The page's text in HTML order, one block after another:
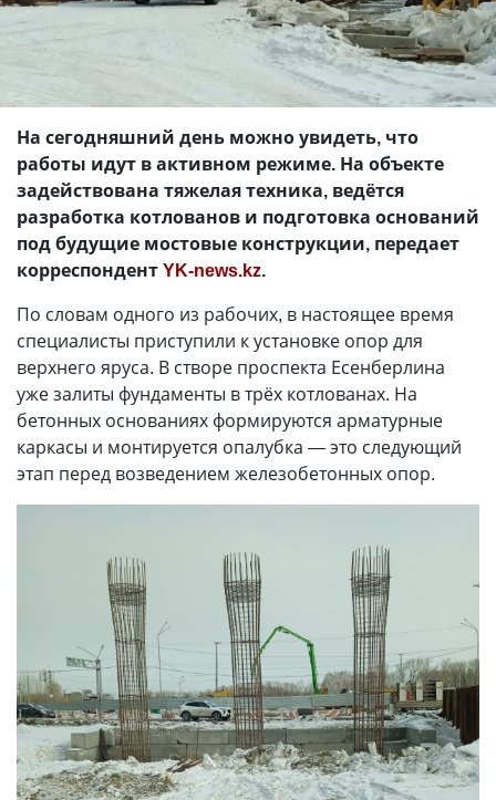
На сегодняшний день можно увидеть, что
работы идут в активном режиме. На объекте
задействована тяжелая техника, ведётся
разработка котлованов и подготовка оснований
под будущие мостовые конструкции, передает
корреспондентYK-news.kz.
По словам одного из рабочих, в настоящее время
специалисты приступили к установке опор для
верхнего яруса. В створе проспекта Есенберлина
уже залиты фундаменты в трёх котлованах. На
бетонных основаниях формируются арматурные
каркасы и монтируется опалубка — это следующий
этап перед возведением железобетонных опор.